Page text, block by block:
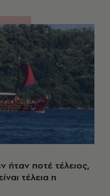
ποτέ τέλειος,
τέλεια η